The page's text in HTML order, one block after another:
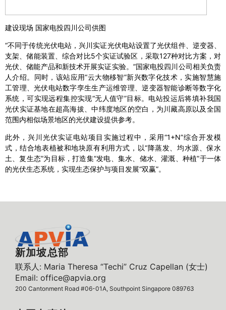
建设现场 国家电投四川公司供图
“不同于传统光伏电站，兴川实证光伏电站设置了光伏组件、逆变器、
支架、储能装置、综合对比5个实证试验区，采取127种对比方案，对
光伏、储能产品和新技术开展实证实验。”国家电投四川公司相关负责
人介绍。同时，该站应用“云大物移智”新兴数字化技术，实施智慧施
工管理、光伏电站数字孪生生产运维管理、逆变器智能诊断等数字化
系统，可实现远程集控实现“无人值守”目标。电站投运后将填补我国
光伏实证基地在超高海拔、中纬度地区的空白，为川藏高原以及全国
范围内相似场景地区的光伏建设提供参考。
此外，兴川光伏实证电站项目实施过程中，采用“1+N”综合开发模
式，结合地表植被和地块原有利用方式，以“降蒸发、均水源、保水
土、复生态”为目标，打造集“发电、集水、储水、灌溉、种植”于一体
的光伏生态系统，实现生态保护与项目发展“双赢”。
新加坡总部
联系人: Maria Theresa “Techi” Cruz Capellan (女士)
Email: office@apvia.org
200 Cantonment Road #06-01A, Southpoint Singapore 089763